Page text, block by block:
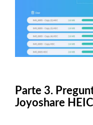
Parte 3.
Joyoshare